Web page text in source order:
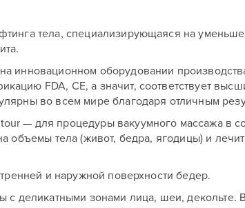
тела, специализирующаяся на
инновационном оборудовании
FDA, CE, а значит, соответствует
во всем мире благодаря отличным
— для процедуры вакуумного массажа в
объемы тела (живот, бедра, ягодицы) и
и наружной поверхности бедер.
с деликатными зонами лица, шеи, декольте.